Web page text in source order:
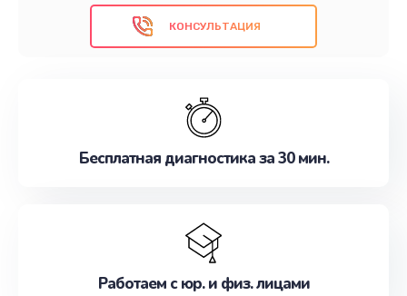
КОНСУЛЬТАЦИЯ
Бесплатная диагностика за 30 мин.
Работаем с юр. и физ. лицами